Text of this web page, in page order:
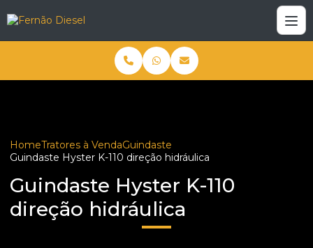
HomeTratores à VendaGuindaste
Guindaste Hyster K-110 direção hidráulica
Guindaste Hyster K-110
direção hidráulica